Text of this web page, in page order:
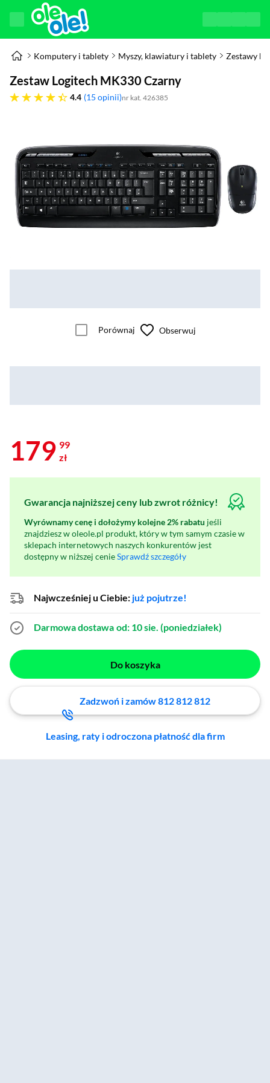
Komputery i tablety Myszy, klawiatury i tablety Zestawy
Zestaw Logitech MK330 Czarny
4.4
4.4 gwiazdek 15 opinii nr kat. 426385
Porównaj Obserwuj
179 99
zł
Gwarancja najniższej ceny lub zwrot różnicy!
Wyrównamy cenę i dołożymy kolejne 2% rabatu jeśli
znajdziesz w oleole.pl produkt, który w tym samym czasie w
sklepach internetowych naszych konkurentów jest
dostępny w niższej cenieSprawdź szczegóły
Najwcześniej u Ciebie: już pojutrze!
Darmowa dostawa od: 10 sie. (poniedziałek)
Do koszyka
Zadzwoń i zamów 812 812 812
Leasing, raty i odroczona płatność dla firm